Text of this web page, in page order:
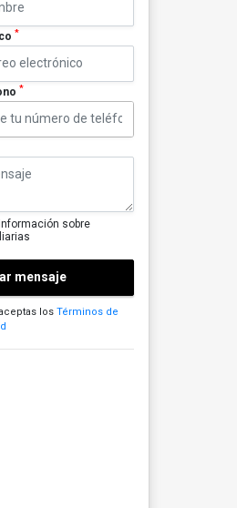
*
*
sobre
mensaje
los Términos de